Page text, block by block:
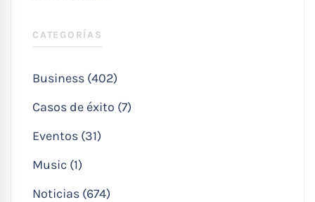
CATEGORÍAS
Business (402)
Casos de éxito (7)
Eventos (31)
Music (1)
Noticias (674)